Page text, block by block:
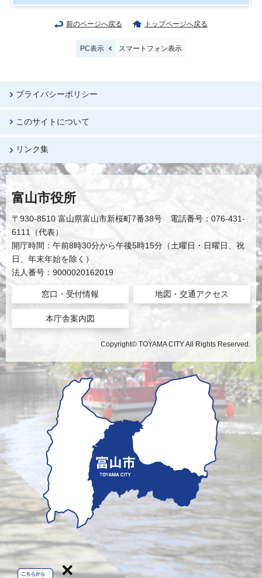
前のページへ戻る トップページへ戻る
PC表示 スマートフォン表示
プライバシーポリシー
このサイトについて
リンク集
富山市役所
〒930-8510 富山県富山市新桜町7番38号 電話番号：076-431-
6111（代表）
開庁時間：午前8時30分から午後5時15分（土曜日・日曜日、祝
日、年末年始を除く）
法人番号：9000020162019
窓口・受付情報 地図・交通アクセス
本庁舎案内図
Copyright© TOYAMA CITY All Rights Reserved.
×